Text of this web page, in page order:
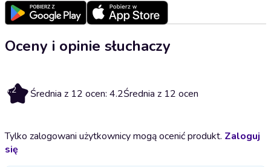
Oceny i opinie słuchaczy
4.2 Średnia z 12 ocen: 4.2Średnia z 12 ocen
Tylko zalogowani użytkownicy mogą ocenić produkt. Zaloguj
się